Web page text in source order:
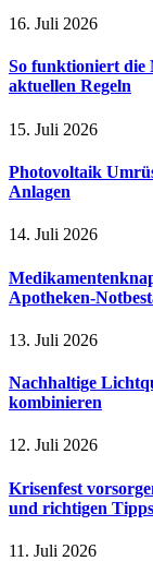
16. Juli 2026
So funktioniert die
aktuellen Regeln
15. Juli 2026
Photovoltaik
Anlagen
14. Juli 2026
Apotheken-
13. Juli 2026
Nachhaltige
kombinieren
12. Juli 2026
Krisenfest
und richtigen Tipps
11. Juli 2026